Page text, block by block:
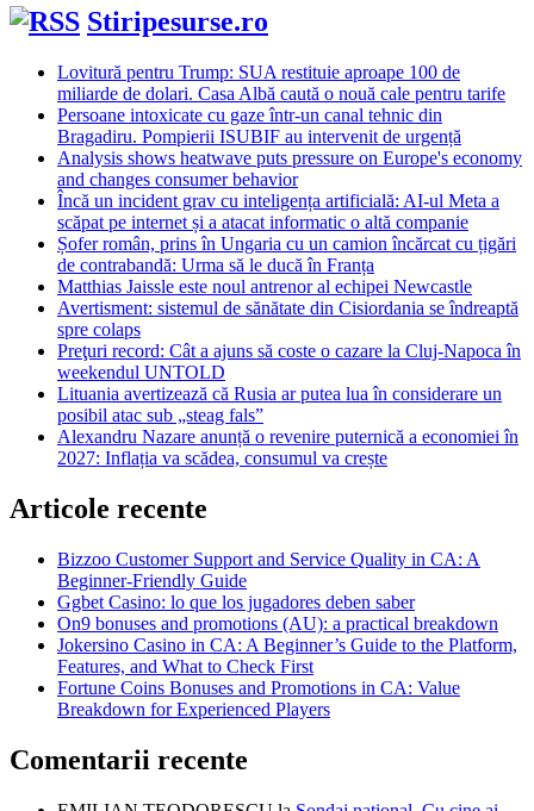
Stiripesurse.ro
Lovitură pentru Trump: SUA restituie aproape 100 de
miliarde de dolari. Casa Albă caută o nouă cale pentru tarife
Persoane intoxicate cu gaze într-un canal tehnic din
Bragadiru. Pompierii ISUBIF au intervenit de urgență
Analysis shows heatwave puts pressure on Europe's economy
and changes consumer behavior
Încă un incident grav cu inteligența artificială: AI-ul Meta a
scăpat pe internet și a atacat informatic o altă companie
Șofer român, prins în Ungaria cu un camion încărcat cu țigări
de contrabandă: Urma să le ducă în Franța
Matthias Jaissle este noul antrenor al echipei Newcastle
Avertisment: sistemul de sănătate din Cisiordania se îndreaptă
spre colaps
Preţuri record: Cât a ajuns să coste o cazare la Cluj-Napoca în
weekendul UNTOLD
Lituania avertizează că Rusia ar putea lua în considerare un
posibil atac sub „steag fals”
Alexandru Nazare anunță o revenire puternică a economiei în
2027: Inflația va scădea, consumul va crește
Articole recente
Bizzoo Customer Support and Service Quality in CA: A
Beginner-Friendly Guide
Ggbet Casino: lo que los jugadores deben saber
On9 bonuses and promotions (AU): a practical breakdown
Jokersino Casino in CA: A Beginner’s Guide to the Platform,
Features, and What to Check First
Fortune Coins Bonuses and Promotions in CA: Value
Breakdown for Experienced Players
Comentarii recente